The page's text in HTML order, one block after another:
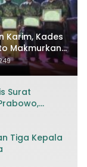
Karim, Kades
Makmurkan
Surat
Tiga Kepala